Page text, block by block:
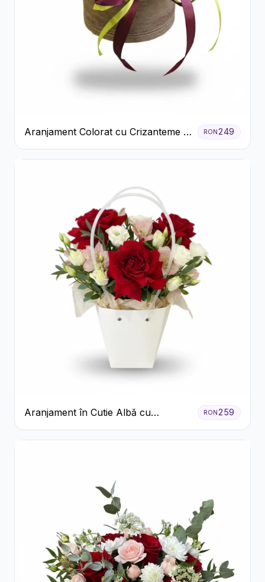
Aranjament Colorat cu Crizanteme în
Cutie Rustică
RON249
Aranjament în Cutie Albă cu
Trandafiri Roșii și Lisianthus
RON259